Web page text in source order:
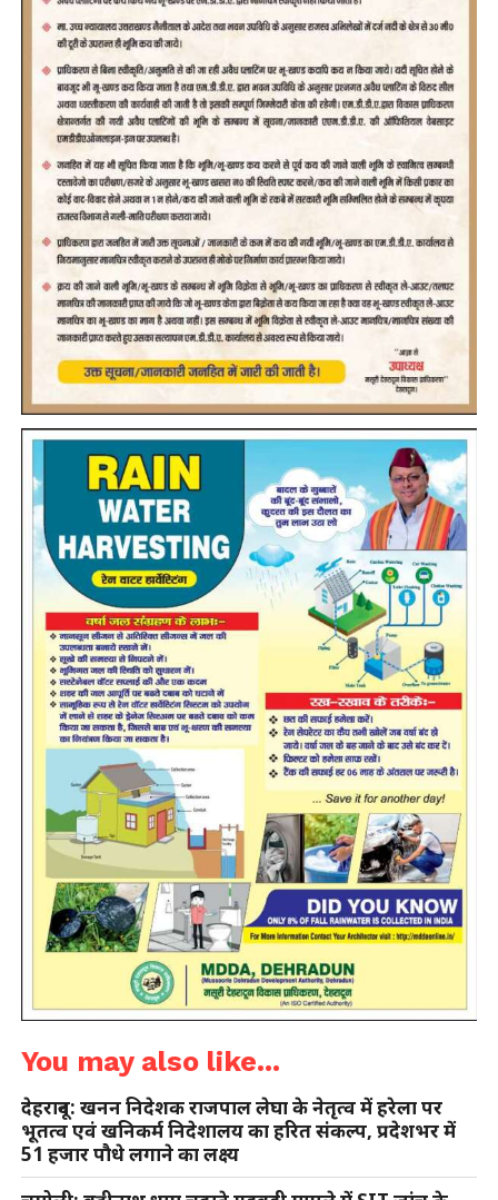
You may also like...
देहरादून: खनन निदेशक राजपाल लेघा के नेतृत्व में हरेला पर
भूतत्व एवं खनिकर्म निदेशालय का हरित संकल्प, प्रदेशभर में
51 हजार पौधे लगाने का लक्ष्य